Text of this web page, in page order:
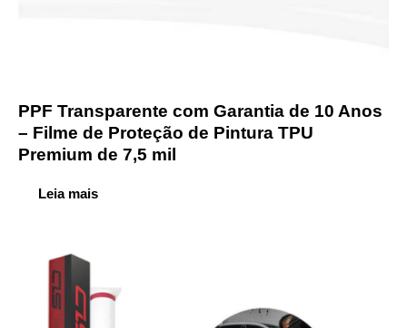
PPF Transparente com Garantia de 10 Anos
– Filme de Proteção de Pintura TPU
Premium de 7,5 mil
Leia mais